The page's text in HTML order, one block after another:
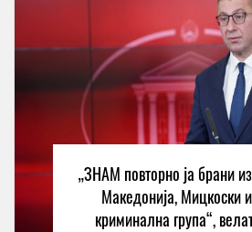
„ЗНАМ повторно ја брани
Македонија, Мицкоски
криминална група“,